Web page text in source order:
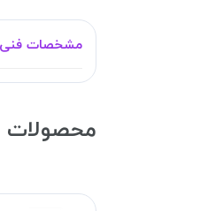
مشخصات فنی
محصولات